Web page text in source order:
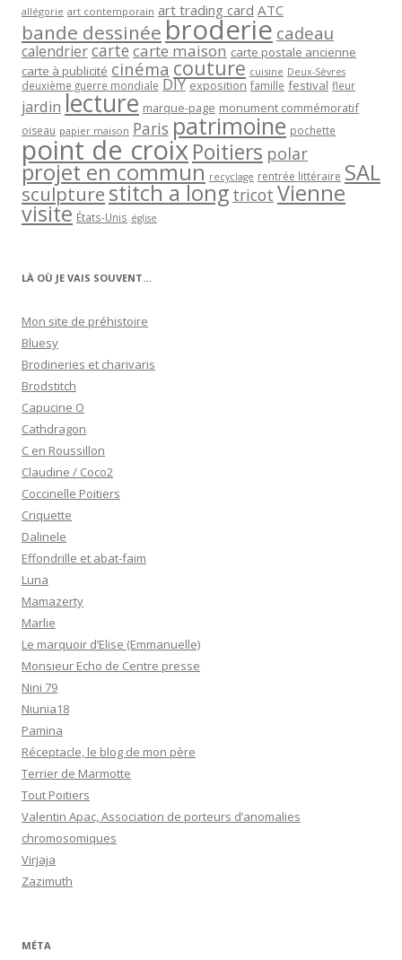
allégorie art contemporain art trading card ATC
bande dessinée broderie cadeau
calendriercartecarte maison carte postale ancienne
carte à publicité cinéma couture cuisine Deux-Sèvres
deuxième guerre mondiale DIY exposition famille festival fleur
jardin lecture marque-page monument commémoratif
oiseau papier maison Paris patrimoine pochette
point de croixPoitiers polar
projet en commun recyclage rentrée littéraire SAL
sculpturestitch a long tricot Vienne
visite États-Unis église
LÀ OÙ JE VAIS SOUVENT…
Mon site de préhistoire
Bluesy
Brodineries et charivaris
Brodstitch
Capucine O
Cathdragon
C en Roussillon
Claudine / Coco2
Coccinelle Poitiers
Criquette
Dalinele
Effondrille et abat-faim
Luna
Mamazerty
Marlie
Le marquoir d’Elise (Emmanuelle)
Monsieur Echo de Centre presse
Nini 79
Niunia18
Pamina
Réceptacle, le blog de mon père
Terrier de Marmotte
Tout Poitiers
Valentin Apac, Association de porteurs d’anomalies
chromosomiques
Virjaja
Zazimuth
MÉTA